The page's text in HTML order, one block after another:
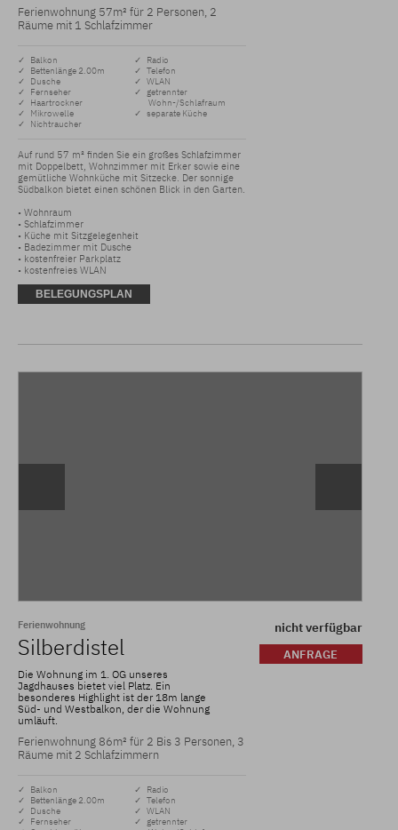
Ferienwohnung 57m² für 2 Personen, 2
Räume mit 1 Schlafzimmer
✓ Balkon
✓ Bettenlänge 2.00m
✓ Dusche
✓ Fernseher
✓ Haartrockner
✓ Mikrowelle
✓ Nichtraucher
✓ Radio
✓ Telefon
✓ WLAN
✓ getrennter
Wohn-/Schlafraum
✓ separate Küche
Auf rund 57 m² finden Sie ein großes Schlafzimmer
mit Doppelbett, Wohnzimmer mit Erker sowie eine
gemütliche Wohnküche mit Sitzecke. Der sonnige
Südbalkon bietet einen schönen Blick in den Garten.
• Wohnraum
• Schlafzimmer
• Küche mit Sitzgelegenheit
• Badezimmer mit Dusche
• kostenfreier Parkplatz
• kostenfreies WLAN
BELEGUNGSPLAN
Ferienwohnung
Silberdistel
Die Wohnung im 1. OG unseres
Jagdhauses bietet viel Platz. Ein
besonderes Highlight ist der 18m lange
Süd- und Westbalkon, der die Wohnung
umläuft.
Ferienwohnung 86m² für 2 Bis 3 Personen, 3
Räume mit 2 Schlafzimmern
✓ Balkon
✓ Bettenlänge 2.00m
✓ Dusche
✓ Fernseher
✓ Radio
✓ Telefon
✓ WLAN
✓ getrennter
nicht verfügbar
ANFRAGE